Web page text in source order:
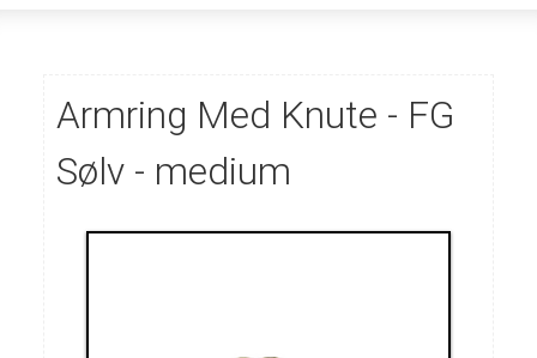
Armring Med Knute - FG
Sølv - medium